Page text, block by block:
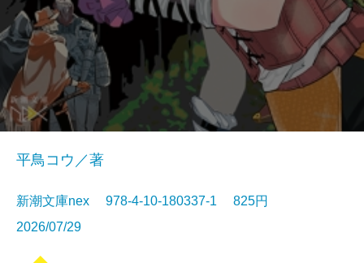
平鳥コウ／著
新潮文庫nex 978-4-10-180337-1 825円
2026/07/29